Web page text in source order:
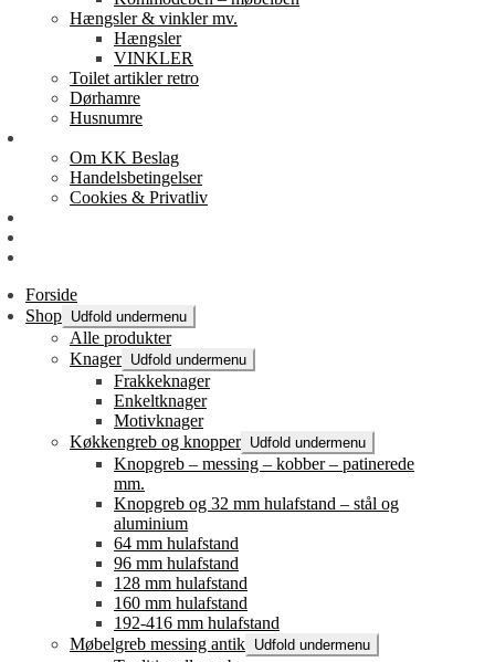
Hængsler & vinkler mv.
Hængsler
VINKLER
Toilet artikler retro
Dørhamre
Husnumre
Om KK Beslag
Handelsbetingelser
Cookies & Privatliv
Forside
Shop Udfold undermenu
Alle produkter
Knager Udfold undermenu
Frakkeknager
Enkeltknager
Motivknager
Køkkengreb og knopper Udfold undermenu
Knopgreb – messing – kobber – patinerede
mm.
Knopgreb og 32 mm hulafstand – stål og
aluminium
64 mm hulafstand
96 mm hulafstand
128 mm hulafstand
160 mm hulafstand
192-416 mm hulafstand
Møbelgreb messing antik Udfold undermenu